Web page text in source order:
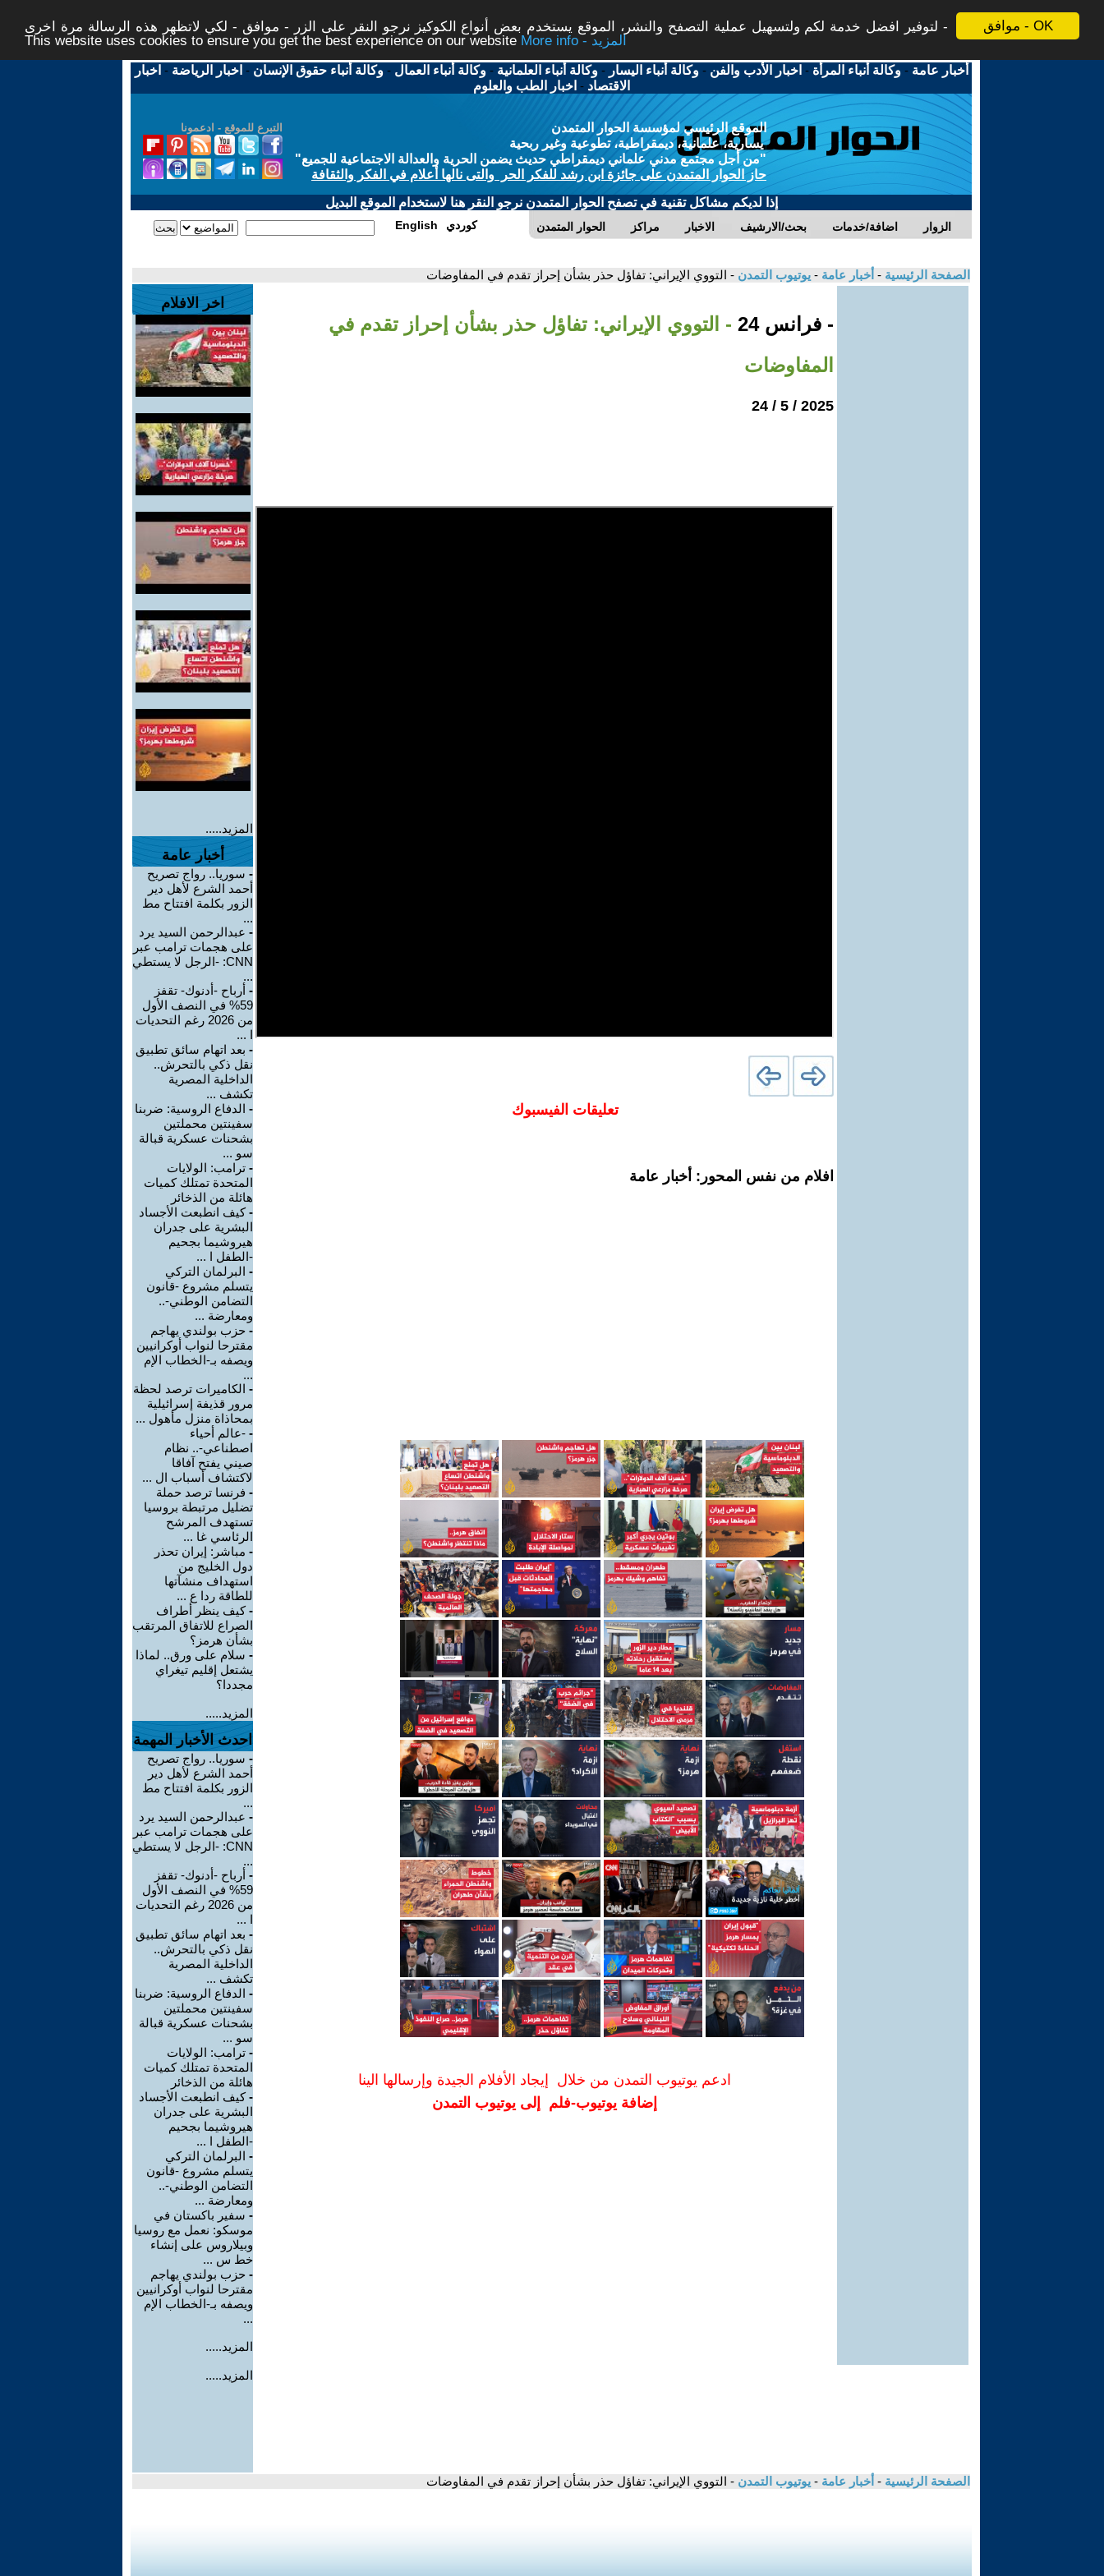
موافق - OK
لتوفير افضل خدمة لكم ولتسهيل عملية التصفح والنشر، الموقع يستخدم بعض أنواع الكوكيز نرجو النقر على الزر - موافق - لكي لاتظهر هذه الرسالة مرة اخرى -
This website uses cookies to ensure you get the best experience on our website
More info - المزيد
أخبار عامة -وكالة أنباء المرأة - اخبار الأدب والفن -وكالة أنباء اليسار -وكالة أنباء العلمانية -وكالة أنباء العمال -وكالة أنباء حقوق الإنسان - اخبار الرياضة - اخبار
الاقتصاد - اخبار الطب والعلوم
التبرع للموقع - ادعمونا
الموقع الرئيسي لمؤسسة الحوار المتمدن
يسارية، علمانية، ديمقراطية، تطوعية وغير ربحية
"من أجل مجتمع مدني علماني ديمقراطي حديث يضمن الحرية والعدالة الاجتماعية للجميع"
حاز الحوار المتمدن على جائزة ابن رشد للفكر الحر والتى نالها أعلام في الفكر والثقافة
إذا لديكم مشاكل تقنية في تصفح الحوار المتمدن نرجو النقر هنا لاستخدام الموقع البديل
الحوار المتمدن مراكز الاخبار بحث/الارشيف اضافة/خدمات الزوار English كوردي
الصفحة الرئيسية - أخبار عامة - يوتيوب التمدن - التووي الإيراني: تفاؤل حذر بشأن إحراز تقدم في المفاوضات
- فرانس 24
- التووي الإيراني: تفاؤل حذر بشأن إحراز تقدم في
المفاوضات
2025 / 5 / 24
تعليقات الفيسبوك
افلام من نفس المحور: أخبار عامة
ادعم يوتيوب التمدن من خلال إيجاد الأفلام الجيدة وإرسالها الينا
إضافة يوتيوب-فلم إلى يوتيوب التمدن
اخر الافلام
المزيد.....
أخبار عامة
- سوريا.. رواج تصريح
أحمد الشرع لأهل دير
الزور بكلمة افتتاح مط
...
- عبدالرحمن السيد يرد
على هجمات ترامب عبر
CNN: -الرجل لا يستطي
...
- أرباح -أدنوك- تقفز
59% في النصف الأول
من 2026 رغم التحديات
ا ...
- بعد اتهام سائق تطبيق
نقل ذكي بالتحرش..
الداخلية المصرية
تكشف ...
- الدفاع الروسية: ضربنا
سفينتين محملتين
بشحنات عسكرية قبالة
سو ...
- ترامب: الولايات
المتحدة تمتلك كميات
هائلة من الذخائر
-كيف انطبعت الأجساد
البشرية على جدران
هيروشيما بجحيم
-الطفل ا ...
- البرلمان التركي
يتسلم مشروع -قانون
التضامن الوطني-..
ومعارضة ...
- حزب بولندي يهاجم
مقترحا لنواب أوكرانيين
ويصفه بـ-الخطاب الإم
...
- الكاميرات ترصد لحظة
مرور قذيفة إسرائيلية
بمحاذاة منزل مأهول ...
- -عالم أحياء
اصطناعي-.. نظام
صيني يفتح آفاقا
لاكتشاف أسباب ال ...
- فرنسا ترصد حملة
تضليل مرتبطة بروسيا
تستهدف المرشح
الرئاسي غا ...
- مباشر: إيران تحذر
دول الخليج من
استهداف منشآتها
للطاقة ردا ع ...
-كيف ينظر أطراف
الصراع للاتفاق المرتقب
بشأن هرمز؟
- سلام على ورق.. لماذا
يشتعل إقليم تيغراي
مجددا؟
المزيد.....
احدث الأخبار المهمة
- سوريا.. رواج تصريح
أحمد الشرع لأهل دير
الزور بكلمة افتتاح مط
...
- عبدالرحمن السيد يرد
على هجمات ترامب عبر
CNN: -الرجل لا يستطي
...
- أرباح -أدنوك- تقفز
59% في النصف الأول
من 2026 رغم التحديات
ا ...
- بعد اتهام سائق تطبيق
نقل ذكي بالتحرش..
الداخلية المصرية
تكشف ...
- الدفاع الروسية: ضربنا
سفينتين محملتين
بشحنات عسكرية قبالة
سو ...
- ترامب: الولايات
المتحدة تمتلك كميات
هائلة من الذخائر
-كيف انطبعت الأجساد
البشرية على جدران
هيروشيما بجحيم
-الطفل ا ...
- البرلمان التركي
يتسلم مشروع -قانون
التضامن الوطني-..
ومعارضة ...
- سفير باكستان في
موسكو: نعمل مع روسيا
وبيلاروس على إنشاء
خط س ...
- حزب بولندي يهاجم
مقترحا لنواب أوكرانيين
ويصفه بـ-الخطاب الإم
...
المزيد.....
المزيد.....
الصفحة الرئيسية - أخبار عامة - يوتيوب التمدن - التووي الإيراني: تفاؤل حذر بشأن إحراز تقدم في المفاوضات